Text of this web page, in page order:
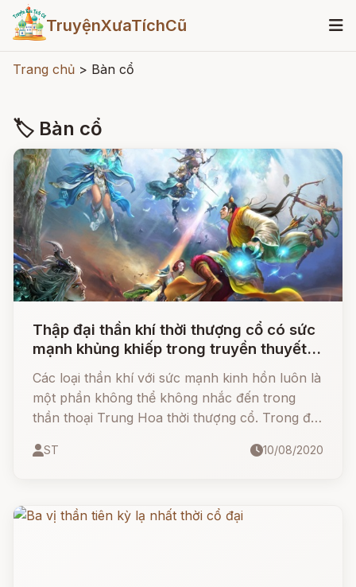
TruyệnXưaTíchCũ
Trang chủ > Bàn cổ
🏷 Bàn cổ
Thập đại thần khí thời thượng cổ có sức
mạnh khủng khiếp trong truyền thuyết
Trung Hoa
Các loại thần khí với sức mạnh kinh hồn luôn là
một phần không thể không nhắc đến trong
thần thoại Trung Hoa thời thượng cổ. Trong đó,
loại mà người ta đã liệt kê ra 10 loại thần khí
ST 10/08/2020